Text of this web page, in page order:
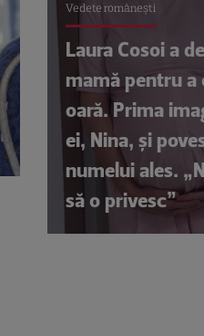
Vedete româneşti
Laura Cosoi a
mamă pentru a
oară. Prima
ei, Nina, și
numelui ales.
să o privesc”